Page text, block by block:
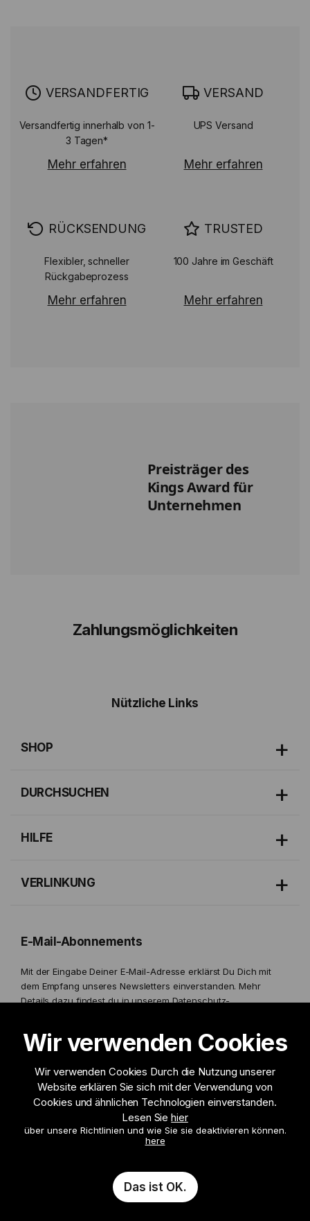
Wir verwenden Cookies
Wir verwenden Cookies Durch die Nutzung unserer
Website erklären Sie sich mit der Verwendung von
Cookies und ähnlichen Technologien einverstanden.
Lesen Siehier
über unsere Richtlinien und wie Sie sie deaktivieren können.
here
Das ist OK.
VERSANDFERTIG
Versandfertig innerhalb von 1-
3 Tagen*
Mehr erfahren
VERSAND
UPS Versand
Mehr erfahren
RÜCKSENDUNG
Flexibler, schneller
Rückgabeprozess
Mehr erfahren
TRUSTED
100 Jahre im Geschäft
Mehr erfahren
Preisträger des
Kings Award für
Unternehmen
Zahlungsmöglichkeiten
E-Mail-Abonnements
Mit der Eingabe Deiner E-Mail-Adresse erklärst Du Dich mit
dem Empfang unseres Newsletters einverstanden. Mehr
Details dazu findest du in unseremDatenschutz-
Ich möchte Informationen erhalten zu
Anmelden
Nützliche Links
SHOP
DURCHSUCHEN
HILFE
VERLINKUNG
© 2026 Leon Paul London, all rights reserved.